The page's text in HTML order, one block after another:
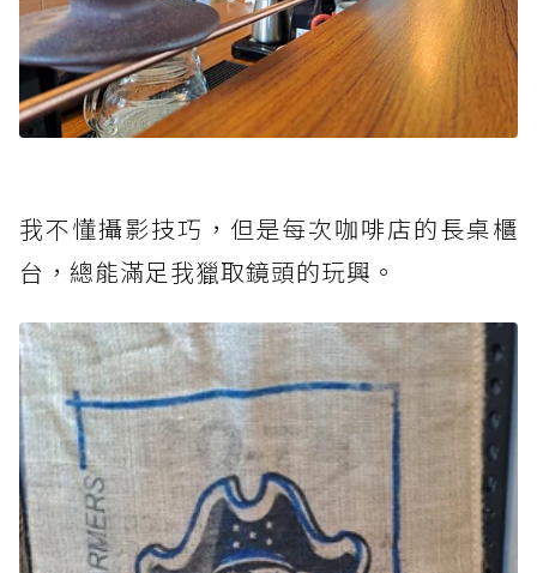
我不懂攝影技巧，但是每次咖啡店的長桌櫃
台，總能滿足我獵取鏡頭的玩興。